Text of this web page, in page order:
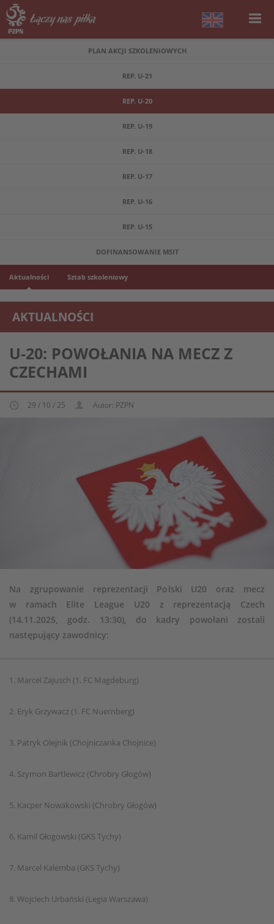
PLAN AKCJI SZKOLENIOWYCH
REP. U-21
REP. U-20
REP. U-19
REP. U-18
REP. U-17
REP. U-16
REP. U-15
DOFINANSOWANIE MSIT
Aktualności Sztab szkoleniowy
AKTUALNOŚCI
REPREZENTACJA MŁODZIEŻOWA U-20
U-20: POWOŁANIA NA MECZ Z
CZECHAMI
29 / 10 / 25 Autor: PZPN
Na zgrupowanie reprezentacji Polski U20 oraz mecz
w ramach Elite League U20 z reprezentacją Czech
(14.11.2025, godz. 13:30), do kadry powołani zostali
następujący zawodnicy:
1. Marcel Zajusch (1. FC Magdeburg)
2. Eryk Grzywacz (1. FC Nuernberg)
3. Patryk Olejnik (Chojniczanka Chojnice)
4. Szymon Bartlewicz (Chrobry Głogów)
5. Kacper Nowakowski (Chrobry Głogów)
6. Kamil Głogowski (GKS Tychy)
7. Marcel Kalemba (GKS Tychy)
8. Wojciech Urbański (Legia Warszawa)